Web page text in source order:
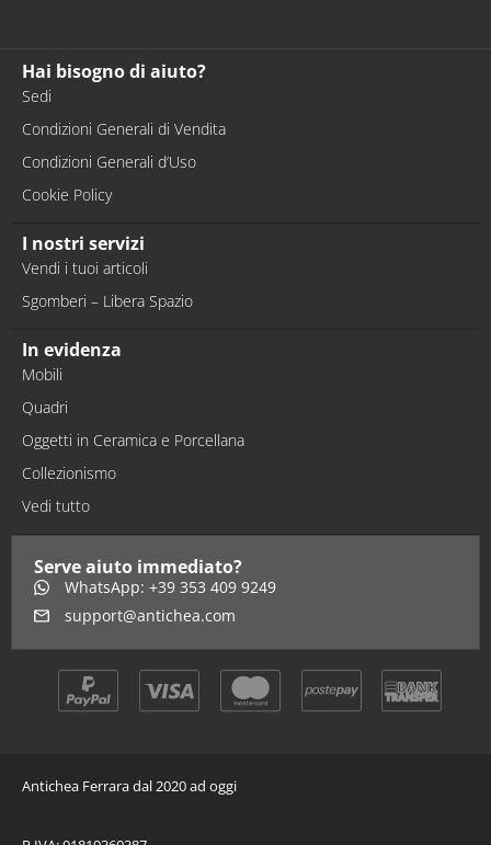
Hai bisogno di aiuto?
Sedi
Condizioni Generali di Vendita
Condizioni Generali d’Uso
Cookie Policy
I nostri servizi
Vendi i tuoi articoli
Sgomberi – Libera Spazio
In evidenza
Mobili
Quadri
Oggetti in Ceramica e Porcellana
Collezionismo
Vedi tutto
Serve aiuto immediato?
WhatsApp: +39 353 409 9249
support@antichea.com
Antichea Ferrara dal 2020 ad oggi